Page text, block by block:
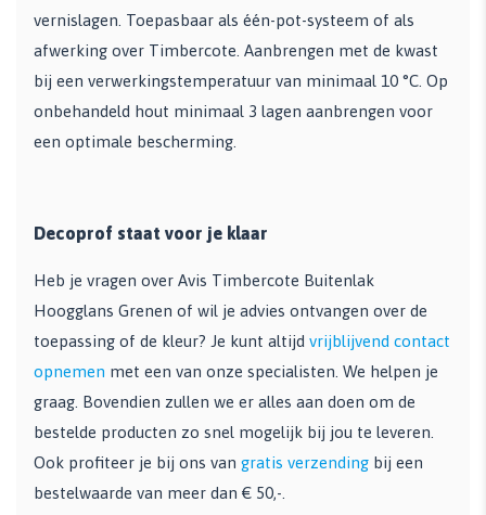
vernislagen. Toepasbaar als één-pot-systeem of als
afwerking over Timbercote. Aanbrengen met de kwast
bij een verwerkingstemperatuur van minimaal 10 °C. Op
onbehandeld hout minimaal 3 lagen aanbrengen voor
een optimale bescherming.
Decoprof staat voor je klaar
Heb je vragen over Avis Timbercote Buitenlak
Hoogglans Grenen of wil je advies ontvangen over de
toepassing of de kleur? Je kunt altijd vrijblijvend contact
opnemen met een van onze specialisten. We helpen je
graag. Bovendien zullen we er alles aan doen om de
bestelde producten zo snel mogelijk bij jou te leveren.
Ook profiteer je bij ons van gratis verzending bij een
bestelwaarde van meer dan € 50,-.